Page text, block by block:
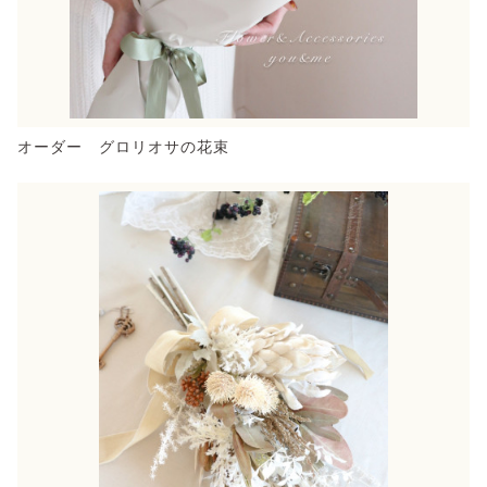
オーダー グロリオサの花束